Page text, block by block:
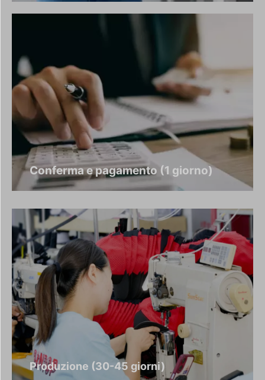
Conferma e pagamento (1 giorno)
Produzione (30-45 giorni)